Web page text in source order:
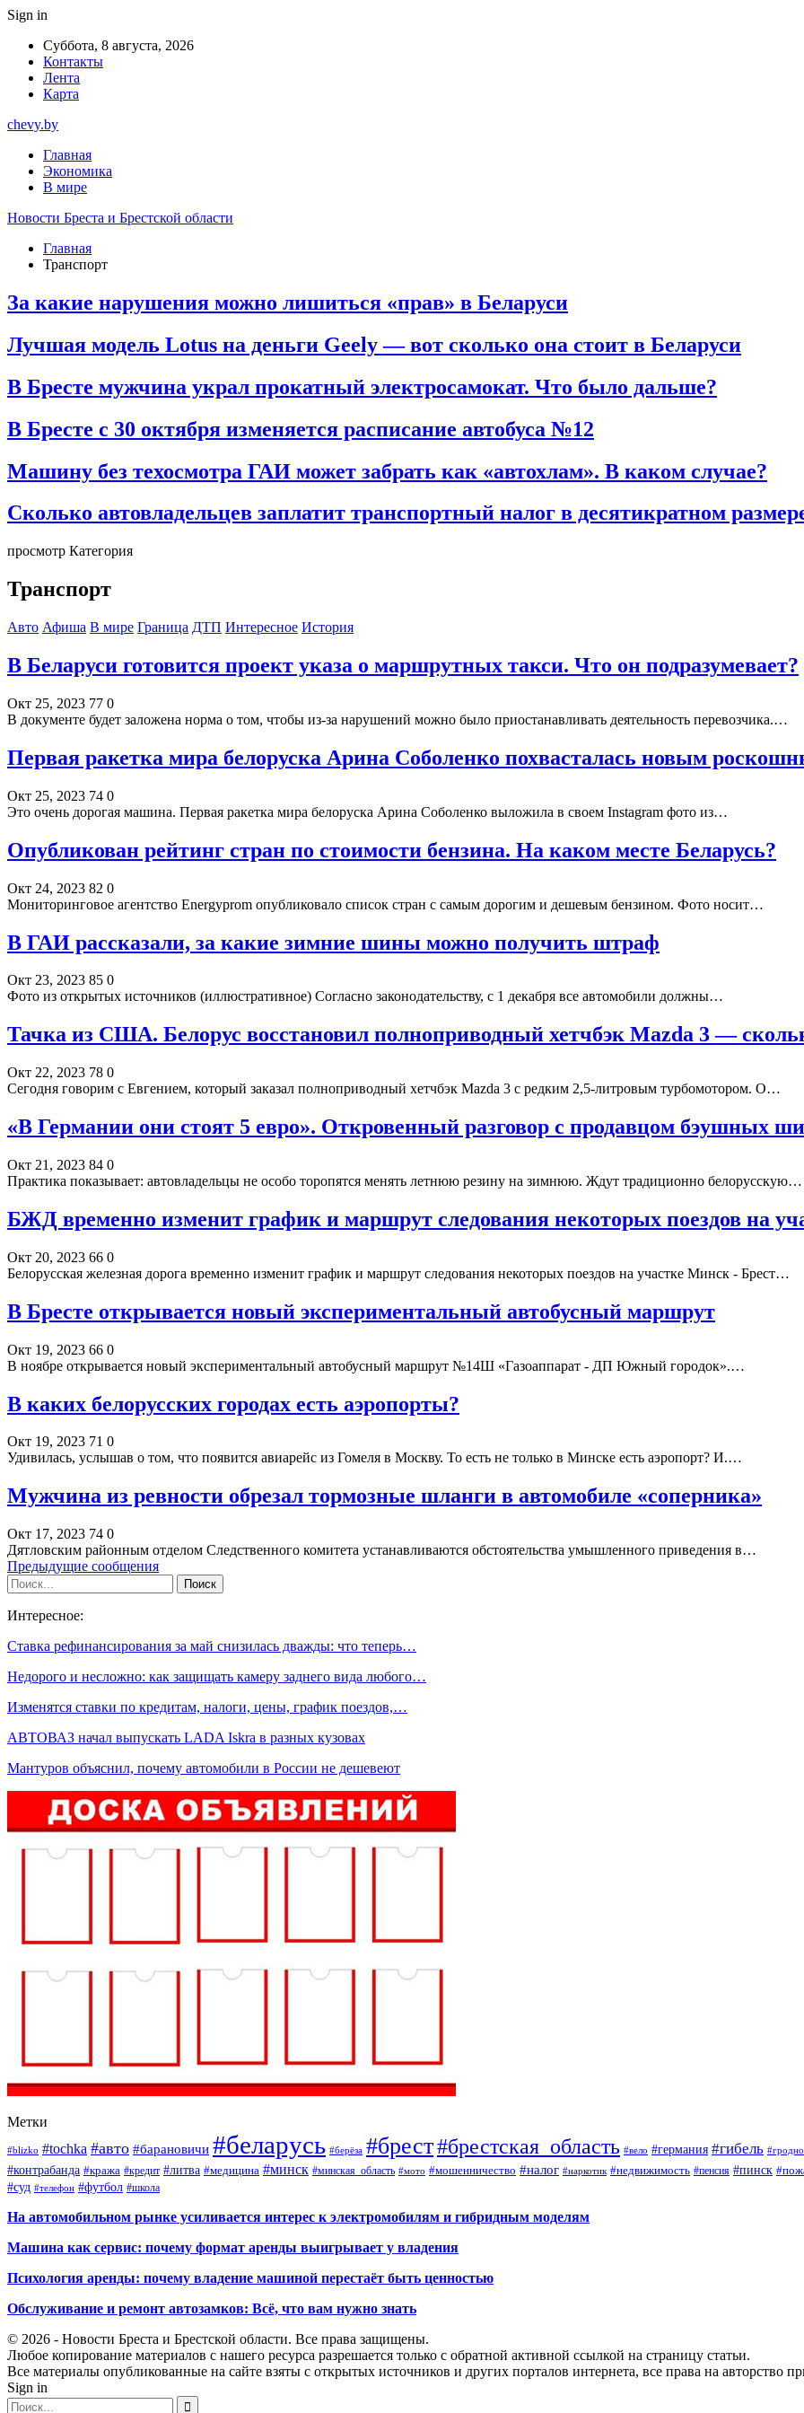
Sign in
Суббота, 8 августа, 2026
Контакты
Лента
Карта
chevy.by
Главная
Экономика
В мире
Новости Бреста и Брестской области
Главная
Транспорт
За какие нарушения можно лишиться «прав» в Беларуси
Лучшая модель Lotus на деньги Geely — вот сколько она стоит в Беларуси
В Бресте мужчина украл прокатный электросамокат. Что было дальше?
В Бресте с 30 октября изменяется расписание автобуса №12
Машину без техосмотра ГАИ может забрать как «автохлам». В каком случае?
Сколько автовладельцев заплатит транспортный налог в десятикратном
просмотр Категория
Транспорт
Авто Афиша В мире Граница ДТП Интересное История
В Беларуси готовится проект указа о маршрутных такси. Что он подразумевает?
Окт 25, 2023 77 0
В документе будет заложена норма о том, чтобы из-за нарушений можно было приостанавливать деятельность перевозчика.…
Первая ракетка мира белоруска Арина Соболенко похвасталась новым
Окт 25, 2023 74 0
Это очень дорогая машина. Первая ракетка мира белоруска Арина Соболенко выложила в своем Instagram фото из…
Опубликован рейтинг стран по стоимости бензина. На каком месте Беларусь?
Окт 24, 2023 82 0
Мониторинговое агентство Energyprom опубликовало список стран с самым дорогим и дешевым бензином. Фото носит…
В ГАИ рассказали, за какие зимние шины можно получить штраф
Окт 23, 2023 85 0
Фото из открытых источников (иллюстративное) Согласно законодательству, с 1 декабря все автомобили должны…
Тачка из США. Белорус восстановил полноприводный хетчбэк Mazda 3 —
Окт 22, 2023 78 0
Сегодня говорим с Евгением, который заказал полноприводный хетчбэк Mazda 3 с редким 2,5-литровым турбомотором. О…
«В Германии они стоят 5 евро». Откровенный разговор с продавцом бэушных
Окт 21, 2023 84 0
Практика показывает: автовладельцы не особо торопятся менять летнюю резину на зимнюю. Ждут традиционно белорусскую…
БЖД временно изменит график и маршрут следования некоторых поездов на
Окт 20, 2023 66 0
Белорусская железная дорога временно изменит график и маршрут следования некоторых поездов на участке Минск - Брест…
В Бресте открывается новый экспериментальный автобусный маршрут
Окт 19, 2023 66 0
В ноябре открывается новый экспериментальный автобусный маршрут №14Ш «Газоаппарат - ДП Южный городок».…
В каких белорусских городах есть аэропорты?
Окт 19, 2023 71 0
Удивилась, услышав о том, что появится авиарейс из Гомеля в Москву. То есть не только в Минске есть аэропорт? И.…
Мужчина из ревности обрезал тормозные шланги в автомобиле «соперника»
Окт 17, 2023 74 0
Дятловским районным отделом Следственного комитета устанавливаются обстоятельства умышленного приведения в…
Предыдущие сообщения
Интересное:
Ставка рефинансирования за май снизилась дважды: что теперь…
Недорого и несложно: как защищать камеру заднего вида любого…
Изменятся ставки по кредитам, налоги, цены, график поездов,…
АВТОВАЗ начал выпускать LADA Iskra в разных кузовах
Мантуров объяснил, почему автомобили в России не дешевеют
Метки
#blizko #tochka #авто #барановичи #беларусь #берёза #брест#брестская_область #вело #германия #гибель #гродно
#контрабанда #кража #кредит #литва #медицина #минск #минская_область #мото #мошенничество #налог #наркотик #недвижимость #пенсия #пинск
#суд #телефон #футбол #школа
На автомобильном рынке усиливается интерес к электромобилям и гибридным моделям
Машина как сервис: почему формат аренды выигрывает у владения
Психология аренды: почему владение машиной перестаёт быть ценностью
Обслуживание и ремонт автозамков: Всё, что вам нужно знать
© 2026 - Новости Бреста и Брестской области. Все права защищены.
Любое копирование материалов с нашего ресурса разрешается только с обратной активной ссылкой на страницу статьи.
Все материалы опубликованные на сайте взяты с открытых источников и других порталов интернета, все права на авторство
Sign in